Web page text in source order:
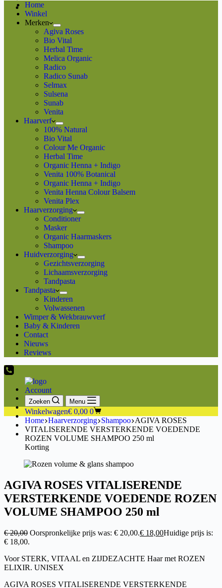
Home
Winkel
Merken
Agiva Roses
Bio Vital
Herbal Time
Melica Organic
Radico
Radico Sunab
Selmax
Sulsena
Sunab
Venita
Haarverf
100% Natural
Bio Vital
Colour Me Organic
Herbal Time
Organic Henna + Indigo
Venita 100% Botanical
Organic Henna + Indigo
Venita Henna Colour Balsem
Venita Plex
Haarverzorging
Conditioner
Masker
Organic Haarmaskers
Shampoo
Huidverzorging
Gezichtsverzorging
Lichaamsverzorging
Tandpasta
Tandpasta
Kinderen
Volwassenen
Wimper & Wekbrauwverf
Baby & Kinderen
Contact
Nieuws
Reviews
Account
Zoeken Menu
Winkelwagen€ 0,00 0
Home Haarverzorging Shampoo AGIVA ROSES
VITALISERENDE VERSTERKENDE VOEDENDE
ROZEN VOLUME SHAMPOO 250 ml
Korting
AGIVA ROSES VITALISERENDE
VERSTERKENDE VOEDENDE ROZEN
VOLUME SHAMPOO 250 ml
€20,00 Oorspronkelijke prijs was: € 20,00.€ 18,00Huidige prijs is:
€ 18,00.
Voor STERK, VITAAL en ZIJDEZACHTE Haar met ROZEN
ELIXIR. UNISEX
AGIVA ROSES VITALISERENDE VERSTERKENDE